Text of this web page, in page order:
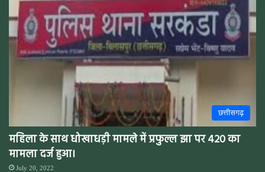
छत्तीसगढ़
महिला के साथ धोखाधड़ी मामले में प्रफुल्ल झा पर 420 का
मामला दर्ज हुआ।
July 20, 2022